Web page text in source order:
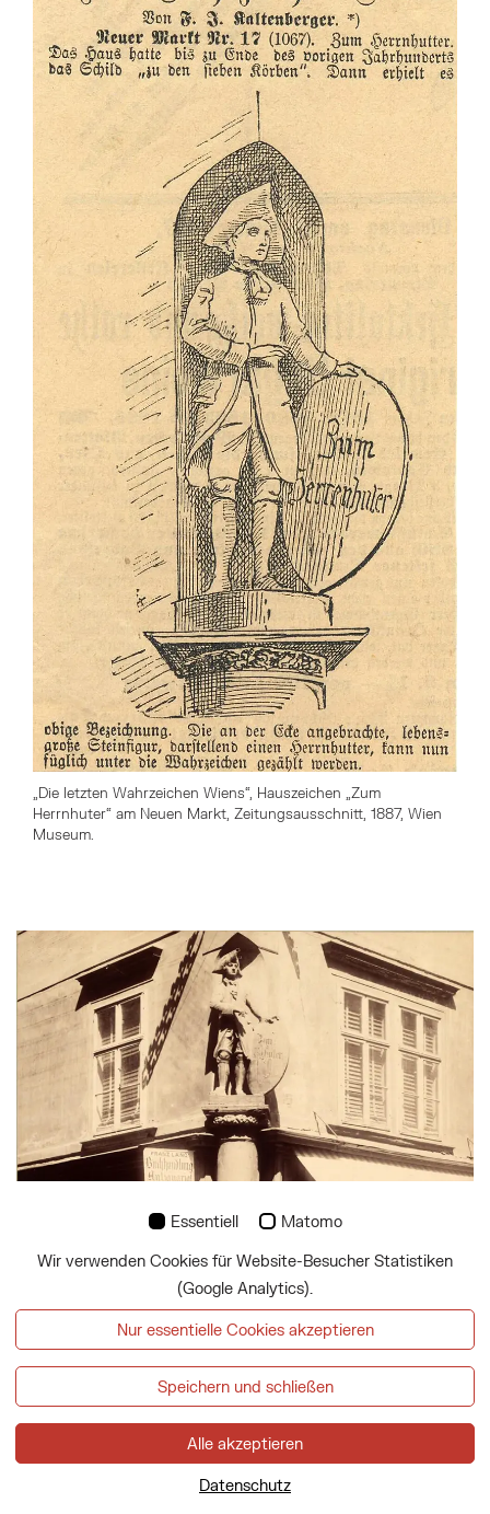
„Die letzten Wahrzeichen Wiens“, Hauszeichen „Zum
Herrnhuter“ am Neuen Markt, Zeitungsausschnitt, 1887, Wien
Museum.
Springe zum Anfang des Bilder Slider
Essentiell Matomo
Wir verwenden Cookies für Website-Besucher Statistiken
(Google Analytics).
Nur essentielle Cookies akzeptieren
Speichern und schließen
Alle akzeptieren
Datenschutz